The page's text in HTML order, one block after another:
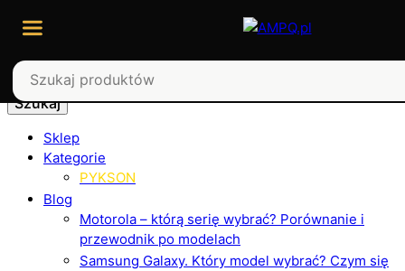
Szukaj
Sklep
Kategorie
PYKSON
Blog
Motorola – którą serię wybrać? Porównanie i
przewodnik po modelach
Samsung Galaxy. Który model wybrać? Czym się